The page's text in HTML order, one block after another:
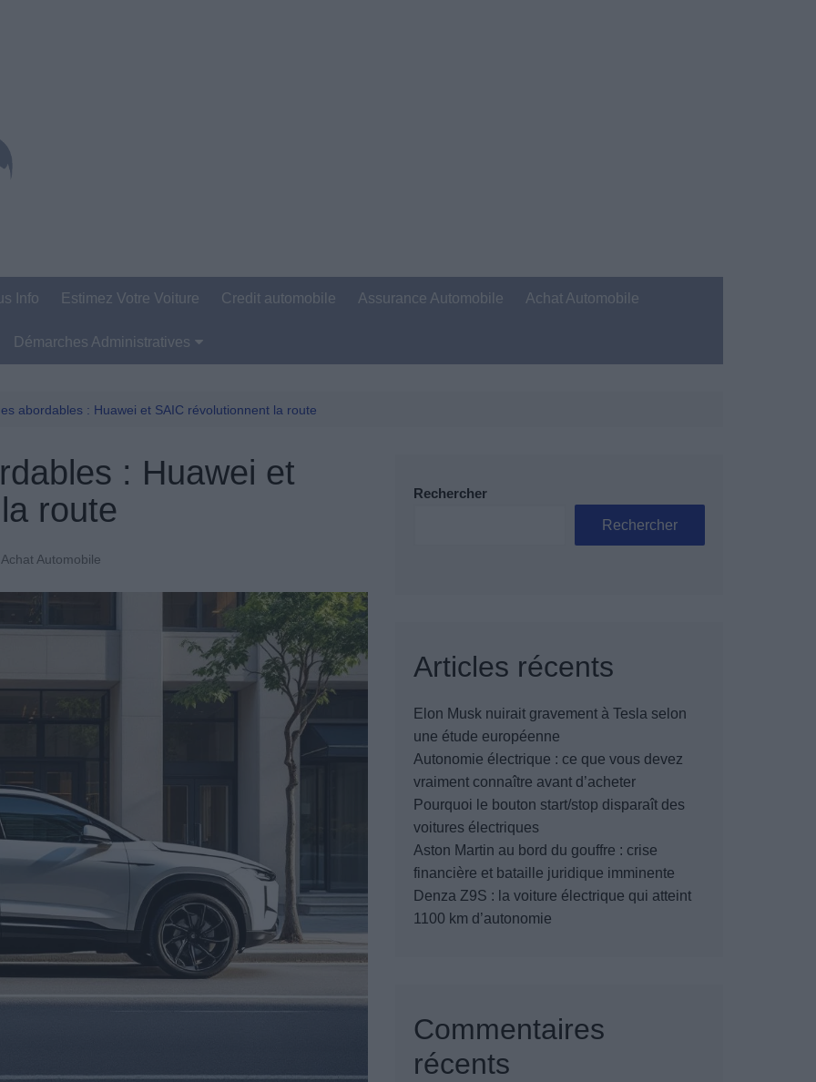
Info Estimez Votre Voiture Credit automobile Assurance Automobile Achat Automobile
Démarches Administratives
Permis De Conduire
abordables : Huawei et SAIC révolutionnent la route
: Huawei et
route
Achat Automobile
Rechercher
Rechercher
Articles récents
Elon Musk nuirait gravement à Tesla selon
une étude européenne
Autonomie électrique : ce que vous devez
vraiment connaître avant d’acheter
Pourquoi le bouton start/stop disparaît des
voitures électriques
Aston Martin au bord du gouffre : crise
financière et bataille juridique imminente
Denza Z9S : la voiture électrique qui atteint
1100 km d’autonomie
Commentaires
récents